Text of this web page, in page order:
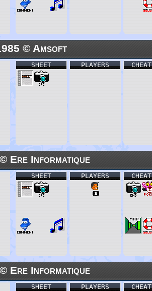
© Amsoft
CHEAT
PLAYERS
SHEET
Ere Informatique
CHEAT
PLAYERS
SHEET
Ere Informatique
CHEAT
PLAYERS
SHEET